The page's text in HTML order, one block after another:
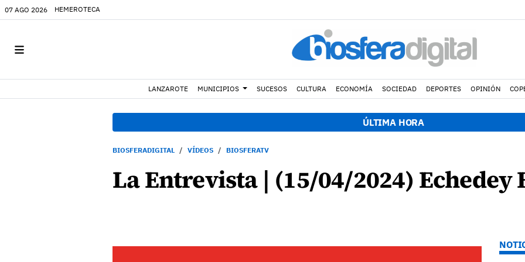
07 AGO 2026 HEMEROTECA
LANZAROTE MUNICIPIOS SUCESOS CULTURA ECONOMÍA SOCIEDAD DEPORTES OPINIÓN
ÚLTIMA HORA
BIOSFERADIGITAL VÍDEOS BIOSFERATV
La Entrevista | (15/04/2024) Echedey